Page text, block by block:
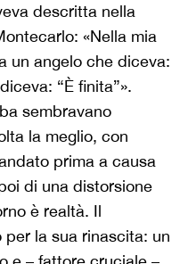
descritta nella
«Nella mia
un angelo che diceva:
“È finita”».
sembravano
la meglio, con
prima a causa
di una distorsione
è realtà. Il
la sua rinascita: un